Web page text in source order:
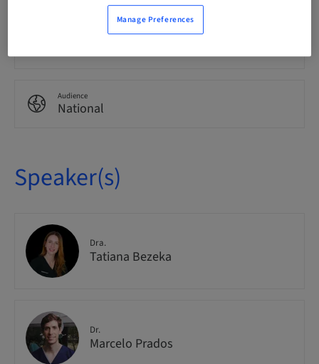
Delivery method
Audience
National
Speaker(s)
Dra.
Tatiana Bezeka
Dr.
Marcelo Prados
Manage Preferences